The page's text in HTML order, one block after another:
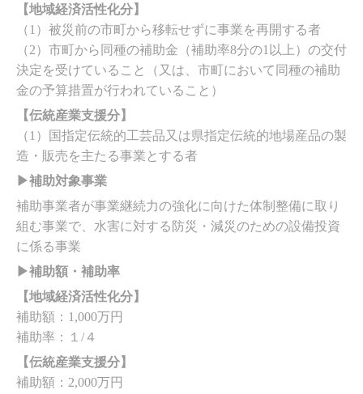
【地域経済活性化分】
（1）被災前の市町から移転せずに事業を再開する者
（2）市町から同種の補助金（補助率8分の1以上）の交付
決定を受けていること（又は、市町において同種の補助
金の予算措置が行われていること）
【伝統産業支援分】
（1）国指定伝統的工芸品又は県指定伝統的地場産品の製
造・販売を主たる事業とする者
▶補助対象事業
補助事業者が事業継続力の強化に向けた体制整備に取り
組む事業で、水害に対する防災・減災のための設備投資
に係る事業
▶補助額・補助率
【地域経済活性化分】
補助額：1,000万円
補助率：１/４
【伝統産業支援分】
補助額：2,000万円